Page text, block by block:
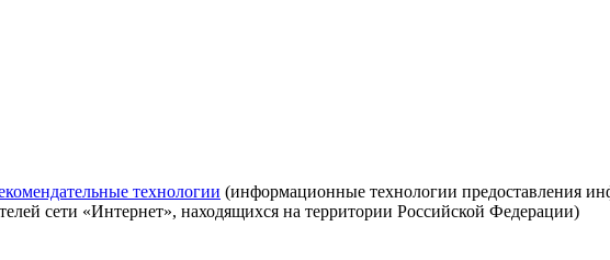
технологии (информационные технологии предоставления
сети «Интернет», находящихся на территории Российской Федерации)